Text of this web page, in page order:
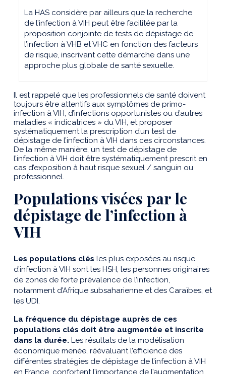
La HAS considère par ailleurs que la recherche
de l’infection à VIH peut être facilitée par la
proposition conjointe de tests de dépistage de
l’infection à VHB et VHC en fonction des facteurs
de risque, inscrivant cette démarche dans une
approche plus globale de santé sexuelle.
Il est rappelé que les professionnels de santé doivent
toujours être attentifs aux symptômes de primo-
infection à VIH, d’infections opportunistes ou d’autres
maladies « indicatrices » du VIH, et proposer
systématiquement la prescription d’un test de
dépistage de l’infection à VIH dans ces circonstances.
De la même manière, un test de dépistage de
l’infection à VIH doit être systématiquement prescrit en
cas d’exposition à haut risque sexuel / sanguin ou
professionnel.
Populations visées par le
dépistage de l’infection à
VIH
Les populations clés les plus exposées au risque
d’infection à VIH sont les HSH, les personnes originaires
de zones de forte prévalence de l’infection,
notamment d’Afrique subsaharienne et des Caraïbes, et
les UDI.
La fréquence du dépistage auprès de ces
populations clés doit être augmentée et inscrite
dans la durée. Les résul­tats de la modélisation
économique menée, réévaluant l’efficience des
différentes stratégies de dépistage de l’infection à VIH